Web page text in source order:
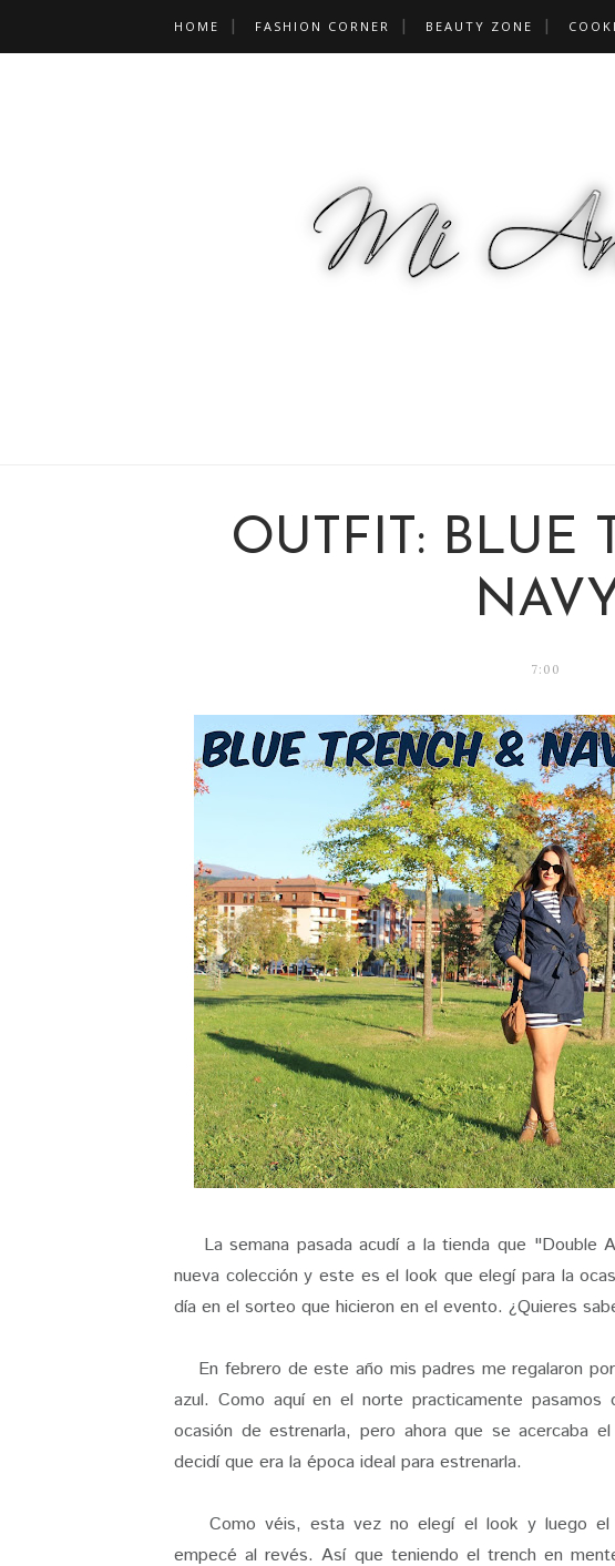
HOME FASHION CORNER BEAUTY ZONE
OUTFIT: BLUE
7:00
La semana pasada acudí a la tienda que "Double
nueva colección y este es el look que elegí para la
día en el sorteo que hicieron en el evento. ¿Quieres
En febrero de este año mis padres me regalaron
azul. Como aquí en el norte practicamente
ocasión de estrenarla, pero ahora que se acercaba
decidí que era la época ideal para estrenarla.
Como véis, esta vez no elegí el look y luego el
empecé al revés. Así que teniendo el trench en